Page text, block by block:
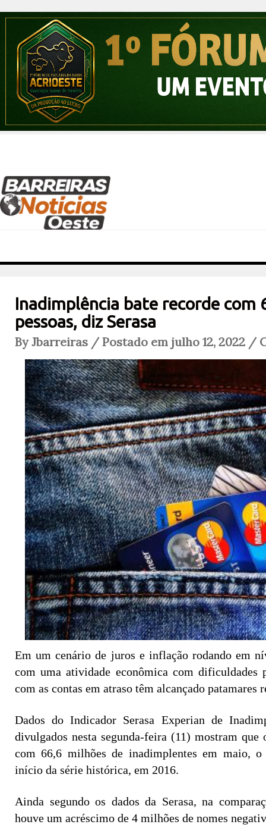
Inadimplência bate recorde com
pessoas, diz Serasa
By Jbarreiras / Postado em julho 12, 2022 /
Em um cenário de juros e inflação rodando em
com uma atividade econômica com dificuldades
com as contas em atraso têm alcançado patamares
Dados do Indicador Serasa Experian de
divulgados nesta segunda-feira (11) mostram
com 66,6 milhões de inadimplentes em maio,
início da série histórica, em 2016.
Ainda segundo os dados da Serasa, na
houve um acréscimo de 4 milhões de nomes